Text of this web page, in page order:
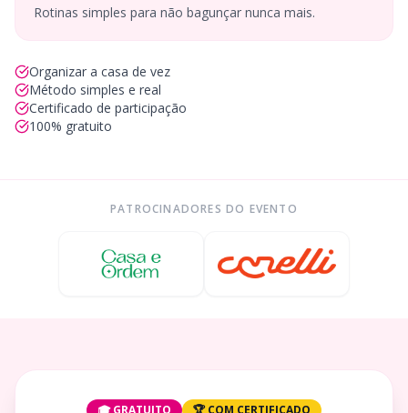
Rotinas simples para não bagunçar nunca mais.
Organizar a casa de vez
Método simples e real
Certificado de participação
100% gratuito
PATROCINADORES DO EVENTO
🎓 GRATUITO 🏆 COM CERTIFICADO